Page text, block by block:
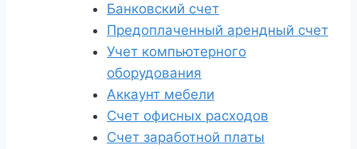
Банковский счет
Предоплаченный арендный счет
Учет компьютерного
оборудования
Аккаунт мебели
Счет офисных расходов
Счет заработной платы